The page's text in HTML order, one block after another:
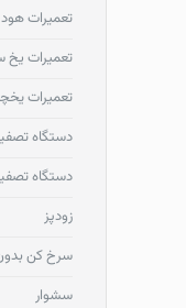
تعمیرات هود
تعمیرات یخ
تعمیرات
دستگاه
دستگاه
زودپز
سرخ کن
سشوار